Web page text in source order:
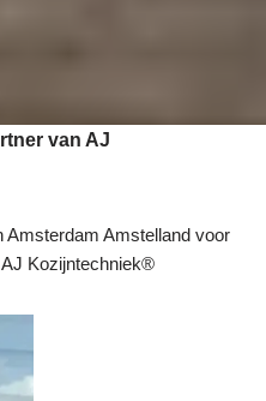
van AJ
Amsterdam Amstelland voor
Kozijntechniek®